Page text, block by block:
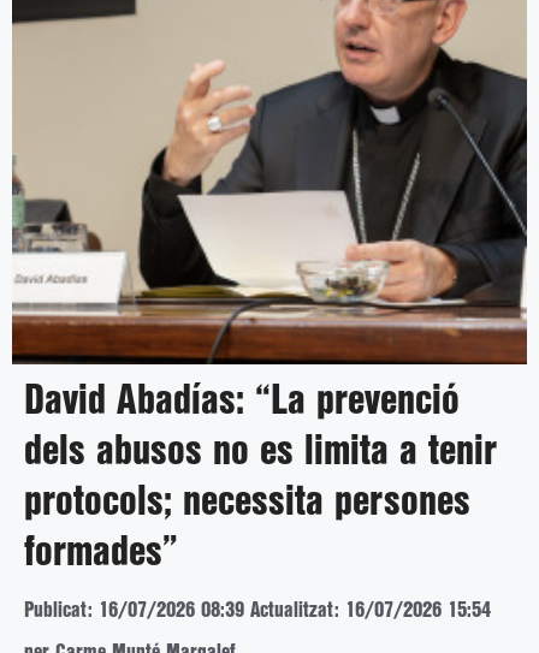
David Abadías: “La prevenció
dels abusos no es limita a tenir
protocols; necessita persones
formades”
Publicat: 16/07/2026 08:39 Actualitzat: 16/07/2026 15:54